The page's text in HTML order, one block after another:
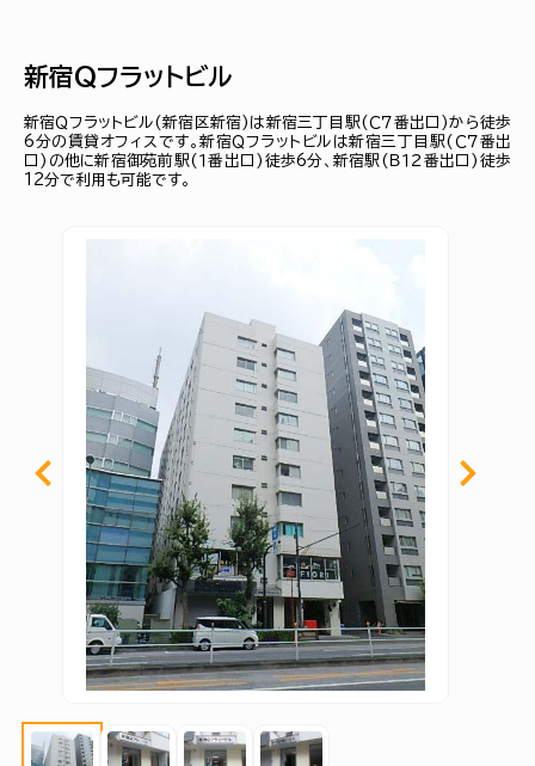
新宿Ｑフラットビル
新宿Ｑフラットビル(新宿区新宿)は新宿三丁目駅(Ｃ７番出口)から徒歩
6分の賃貸オフィスです。新宿Ｑフラットビルは新宿三丁目駅(Ｃ７番出
口)の他に新宿御苑前駅(１番出口)徒歩6分、新宿駅(Ｂ１２番出口)徒歩
12分で利用も可能です。